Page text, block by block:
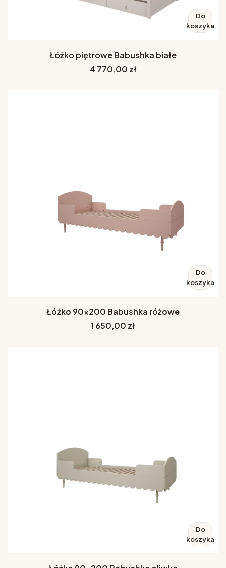
Do
koszyka
Łóżko piętrowe Babushka białe
Cena
4 770,00 zł
Do
koszyka
Łóżko 90x200 Babushka różowe
Cena
1 650,00 zł
Do
koszyka